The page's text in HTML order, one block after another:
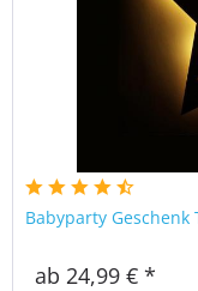
Babyparty
ab 24,99 € *